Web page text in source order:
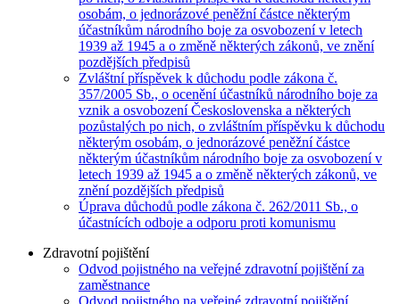
osobám, o jednorázové peněžní částce některým
účastníkům národního boje za osvobození v letech
1939 až 1945 a o změně některých zákonů, ve znění
pozdějších předpisů
Zvláštní příspěvek k důchodu podle zákona č.
357/2005 Sb., o ocenění účastníků národního boje za
vznik a osvobození Československa a některých
pozůstalých po nich, o zvláštním příspěvku k důchodu
některým osobám, o jednorázové peněžní částce
některým účastníkům národního boje za osvobození v
letech 1939 až 1945 a o změně některých zákonů, ve
znění pozdějších předpisů
Úprava důchodů podle zákona č. 262/2011 Sb., o
účastnících odboje a odporu proti komunismu
Zdravotní pojištění
Odvod pojistného na veřejné zdravotní pojištění za
zaměstnance
Odvod pojistného na veřejné zdravotní pojištění